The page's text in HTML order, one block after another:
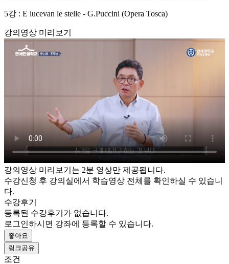
5강 : E lucevan le stelle - G.Puccini (Opera Tosca)
강의영상 미리보기
강의영상 미리보기는 2분 영상만 제공됩니다.
수강신청 후 강의실에서 학습영상 전체를 확인하실 수 있습니
다.
수강후기
등록된 수강후기가 없습니다.
로그인하시면 강좌에 등록할 수 있습니다.
좋아요
링크공유
조건